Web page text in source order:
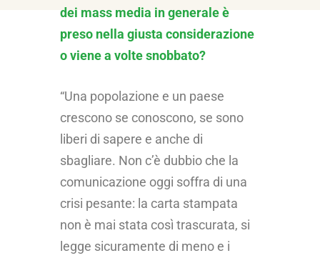
dei mass media in generale è
preso nella giusta considerazione
o viene a volte snobbato?
“Una popolazione e un paese
crescono se conoscono, se sono
liberi di sapere e anche di
sbagliare. Non c’è dubbio che la
comunicazione oggi soffra di una
crisi pesante: la carta stampata
non è mai stata così trascurata, si
legge sicuramente di meno e i